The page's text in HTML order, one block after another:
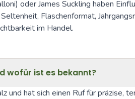
oder James Suckling haben
Flaschenformat,
im Handel.
wofür ist es bekannt?
und hat sich einen Ruf für